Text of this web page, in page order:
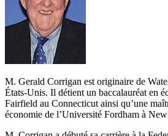
M. Gerald Corrigan est originaire de
États-Unis. Il détient un baccalauréat en
Fairfield au Connecticut ainsi qu’une
économie de l’Université Fordham à